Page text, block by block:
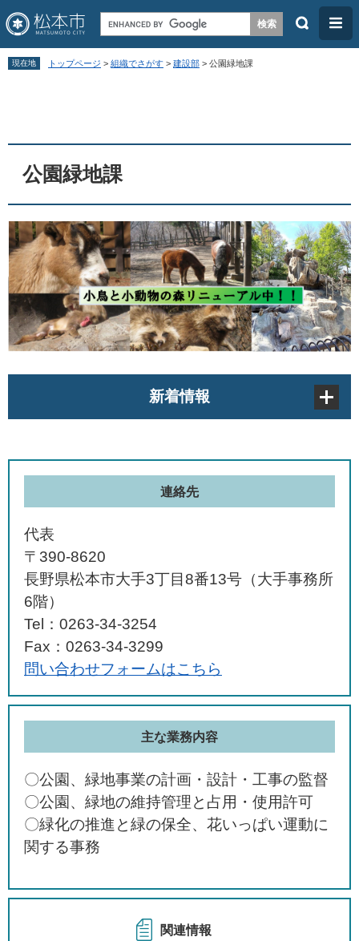
ペ
先
。
メ
を
て
本
文
へ
検
メ
ニ
現在地 トップページ > 組織でさがす > 建設部 > 公園緑地課
公園緑地課
新着情報
連絡先
代表
〒390-8620
長野県松本市大手3丁目8番13号（大手事務所
6階）
Tel：0263-34-3254
Fax：0263-34-3299
問い合わせフォームはこちら
主な業務内容
〇公園、緑地事業の計画・設計・工事の監督
〇公園、緑地の維持管理と占用・使用許可
〇緑化の推進と緑の保全、花いっぱい運動に
関する事務
関連情報